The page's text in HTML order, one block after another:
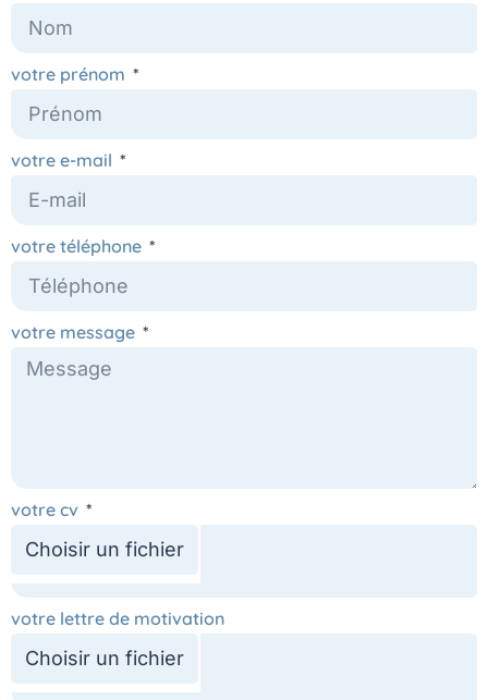
votre prénom
votre e-mail
votre téléphone
votre message
votre cv
votre lettre de motivation